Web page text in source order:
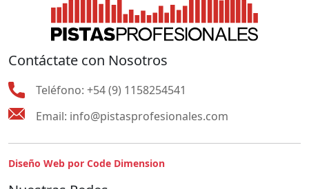
Contáctate con Nosotros
Teléfono: +54 (9) 1158254541
Email: info@pistasprofesionales.com
Diseño Web por Code Dimension